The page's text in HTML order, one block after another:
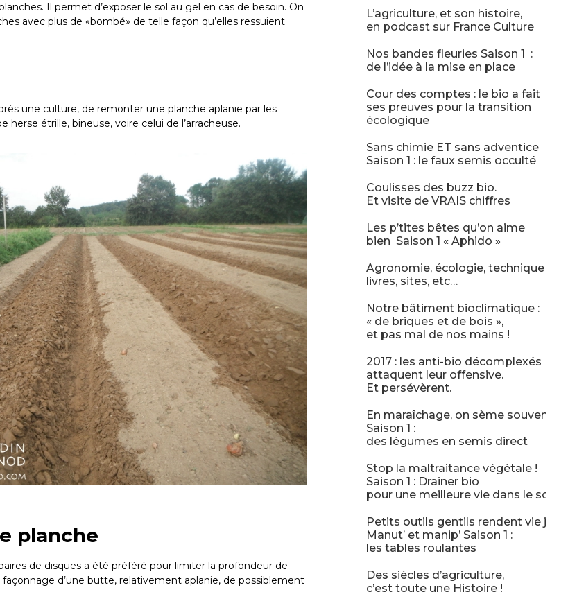
Il permet d’exposer le sol au gel en cas de besoin. On
avec plus de «bombé» de telle façon qu’elles ressuient
une culture, de remonter une planche aplanie par les
herse étrille, bineuse, voire celui de l’arracheuse.
planche
de disques a été préféré pour limiter la profondeur de
d’une butte, relativement aplanie, de possiblement
L’agriculture, et son histoire,
en podcast sur France Culture
Nos bandes fleuries Saison 1 :
de l’idée à la mise en place
Cour des comptes : le bio a fait
ses preuves pour la transition
écologique
Sans chimie ET sans adventice
Saison 1 : le faux semis occulté
Coulisses des buzz bio.
Et visite de VRAIS chiffres
Les p’tites bêtes qu’on aime
bien Saison 1 « Aphido »
Agronomie, écologie, technique :
livres, sites, etc…
Notre bâtiment bioclimatique :
« de briques et de bois »,
et pas mal de nos mains !
2017 : les anti-bio décomplexés
attaquent leur offensive.
Et persévèrent.
En maraîchage, on sème souvent :-)
Saison 1 :
des légumes en semis direct
Stop la maltraitance végétale !
Saison 1 : Drainer bio
pour une meilleure vie dans le sol.
Petits outils gentils rendent vie jolie !
Manut’ et manip’ Saison 1 :
les tables roulantes
Des siècles d’agriculture,
c’est toute une Histoire !